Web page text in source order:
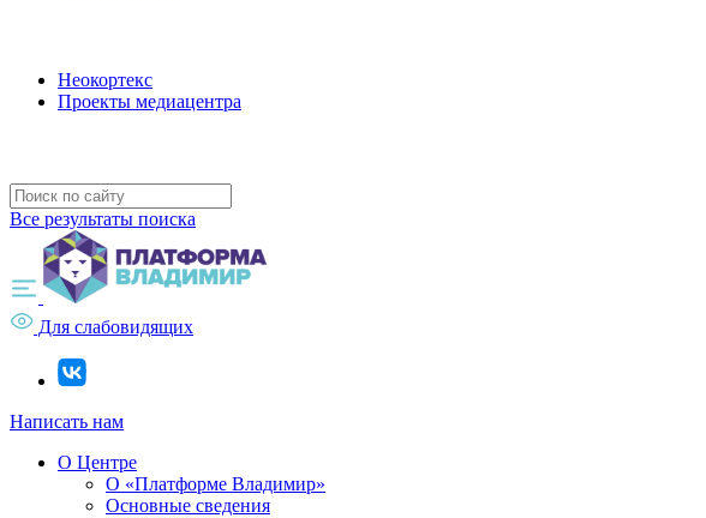
Неокортекс
Проекты медиацентра
Все результаты поиска
Для слабовидящих
Написать нам
О Центре
О «Платформе Владимир»
Основные сведения